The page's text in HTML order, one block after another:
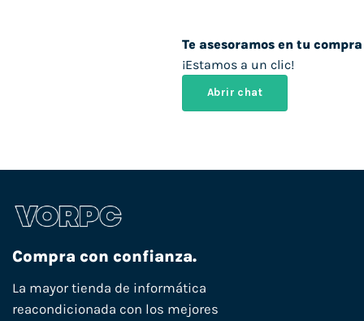
Te asesoramos en tu compra
¡Estamos a un clic!
Abrir chat
Compra con confianza.
La mayor tienda de informática
reacondicionada con los mejores